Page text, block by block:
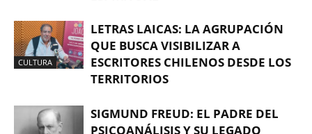
CULTURA
LETRAS LAICAS: LA AGRUPACIÓN
QUE BUSCA VISIBILIZAR A
ESCRITORES CHILENOS DESDE LOS
TERRITORIOS
SIGMUND FREUD: EL PADRE DEL
PSICOANÁLISIS Y SU LEGADO